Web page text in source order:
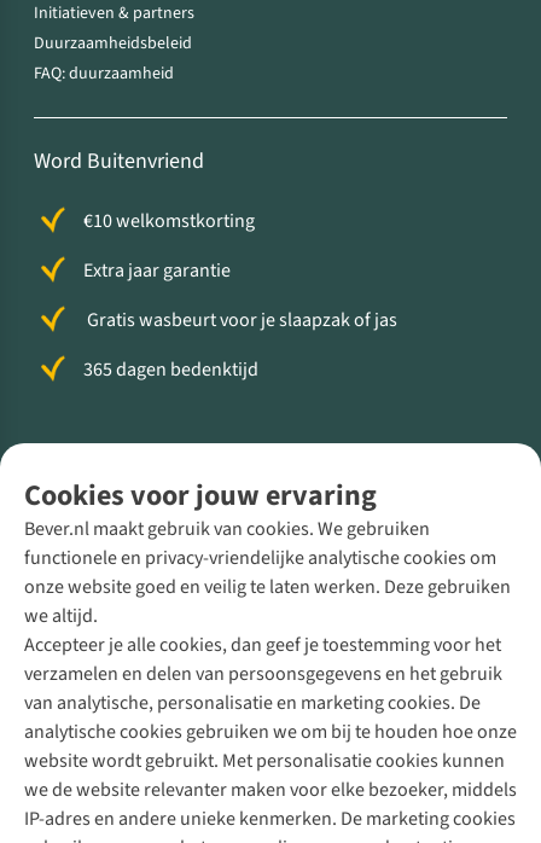
Cookies voor jouw ervaring
Bever.nl maakt gebruik van cookies. We gebruiken
functionele en privacy-vriendelijke analytische cookies om
onze website goed en veilig te laten werken. Deze gebruiken
we altijd.
Accepteer je alle cookies, dan geef je toestemming voor het
verzamelen en delen van persoonsgegevens en het gebruik
van analytische, personalisatie en marketing cookies. De
analytische cookies gebruiken we om bij te houden hoe onze
website wordt gebruikt. Met personalisatie cookies kunnen
we de website relevanter maken voor elke bezoeker, middels
IP-adres en andere unieke kenmerken. De marketing cookies
Initiatieven & partners
Duurzaamheidsbeleid
FAQ: duurzaamheid
Word Buitenvriend
€10 welkomstkorting
Extra jaar garantie
Gratis wasbeurt voor je slaapzak of jas
365 dagen bedenktijd
Direct advies van een Buitenexpert
+31 (0)85 888 50 88
+31 6 12 28 49 80
Contactformulier